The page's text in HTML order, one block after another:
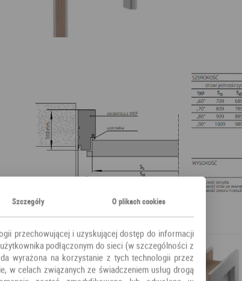
Szczegóły O plikach cookies
przechowującej i uzyskującej dostęp do informacji
podłączonym do sieci (w szczególności z
wyrażona na korzystanie z tych technologii przez
w celach związanych ze świadczeniem usług drogą